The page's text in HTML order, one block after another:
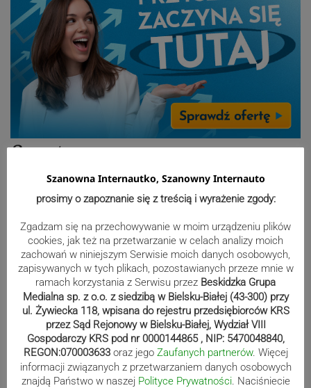
Sport
Mistrzowie świata z MCK Żywiec!
ZDJĘCIA
Bracia Szejowie ruszają po kolejne
punkty. Liderzy mistrzostw
wystartują w Rajdzie Rzeszowskim
80-lecie Soły Kobiernice. Będzie się
Szanowna Internautko, Szanowny Internauto
prosimy o zapoznanie się z treścią i wyrażenie zgody:
Zgadzam się na przechowywanie w moim urządzeniu plików
cookies, jak też na przetwarzanie w celach analizy moich
zachowań w niniejszym Serwisie moich danych osobowych,
zapisywanych w tych plikach, pozostawianych przeze mnie w
ramach korzystania z Serwisu przez Beskidzka Grupa
Medialna sp. z o.o. z siedzibą w Bielsku-Białej (43-300) przy
ul. Żywiecka 118, wpisana do rejestru przedsiębiorców KRS
przez Sąd Rejonowy w Bielsku-Białej, Wydział VIII
Gospodarczy KRS pod nr 0000144865 , NIP: 5470048840,
REGON:070003633 oraz jego Zaufanych partnerów. Więcej
informacji związanych z przetwarzaniem danych osobowych
znajdą Państwo w naszej Polityce Prywatności. Naciśniecie